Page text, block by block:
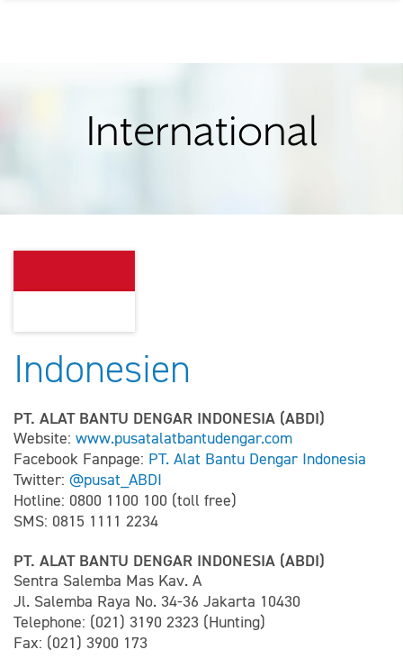
International
Indonesien
PT. ALAT BANTU DENGAR INDONESIA (ABDI)
Website: www.pusatalatbantudengar.com
Facebook Fanpage: PT. Alat Bantu Dengar Indonesia
Twitter: @pusat_ABDI
Hotline: 0800 1100 100 (toll free)
SMS: 0815 1111 2234
PT. ALAT BANTU DENGAR INDONESIA (ABDI)
Sentra Salemba Mas Kav. A
Jl. Salemba Raya No. 34-36 Jakarta 10430
Telephone: (021) 3190 2323 (Hunting)
Fax: (021) 3900 173